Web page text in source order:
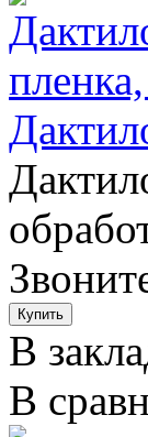
В
В